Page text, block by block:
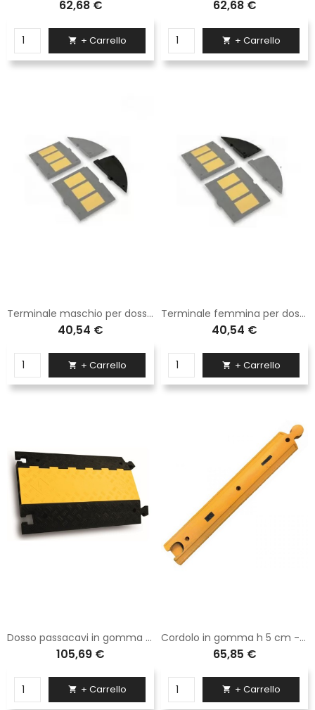
62,68 €
 + Carrello
62,68 €
 + Carrello
Terminale maschio per dosso rallentatore Sisas in gomma H. 7 cm dimensioni 60x30,7 cm
40,54 €
 + Carrello
Terminale femmina per dosso rallentatore Sisas in gomma H. 7 cm dimensioni 60x30,7 cm
40,54 €
 + Carrello
Dosso passacavi in gomma h 7 cm (90x60)
105,69 €
 + Carrello
Cordolo in gomma h 5 cm - 16x100x5 cm
65,85 €
 + Carrello